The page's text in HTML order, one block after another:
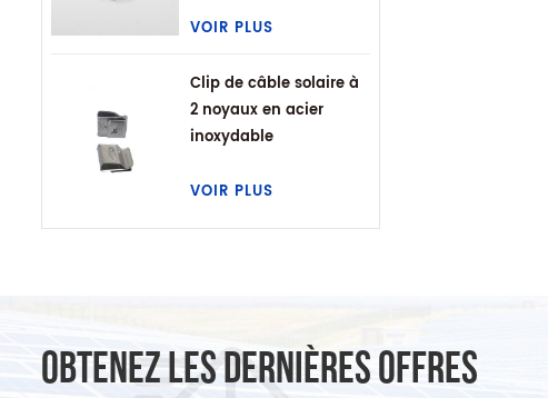
VOIR PLUS
Clip de câble solaire à
2 noyaux en acier
inoxydable
VOIR PLUS
OBTENEZ LES DERNIÈRES OFFRES